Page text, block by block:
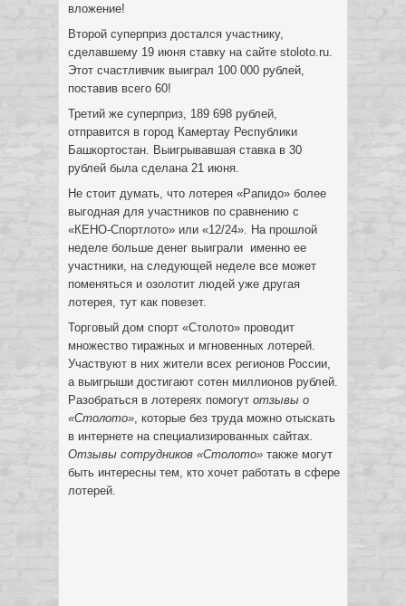
вложение!
Второй суперприз достался участнику,
сделавшему 19 июня ставку на сайте stoloto.ru.
Этот счастливчик выиграл 100 000 рублей,
поставив всего 60!
Третий же суперприз, 189 698 рублей,
отправится в город Камертау Республики
Башкортостан. Выигрывавшая ставка в 30
рублей была сделана 21 июня.
Не стоит думать, что лотерея «Рапидо» более
выгодная для участников по сравнению с
«КЕНО-Спортлото» или «12/24». На прошлой
неделе больше денег выиграли именно ее
участники, на следующей неделе все может
поменяться и озолотит людей уже другая
лотерея, тут как повезет.
Торговый дом спорт «Столото» проводит
множество тиражных и мгновенных лотерей.
Участвуют в них жители всех регионов России,
а выигрыши достигают сотен миллионов рублей.
Разобраться в лотереях помогут отзывы о
«Столото», которые без труда можно отыскать
в интернете на специализированных сайтах.
Отзывы сотрудников «Столото» также могут
быть интересны тем, кто хочет работать в сфере
лотерей.